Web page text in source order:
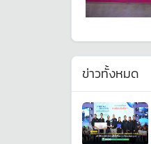
ข่าวทั้งหมด